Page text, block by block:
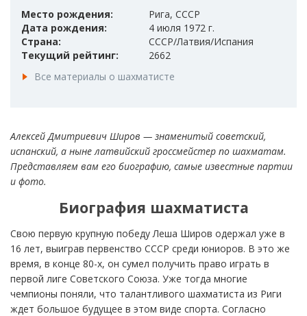
Место рождения:
Рига, СССР
Дата рождения:
4 июля 1972 г.
Страна:
СССР/Латвия/Испания
Текущий рейтинг:
2662
Все материалы о шахматисте
Алексей Дмитриевич Широв — знаменитый советский,
испанский, а ныне латвийский гроссмейстер по шахматам.
Представляем вам его биографию, самые известные партии
и фото.
Биография шахматиста
Свою первую крупную победу Леша Широв одержал уже в
16 лет, выиграв первенство СССР среди юниоров. В это же
время, в конце 80-х, он сумел получить право играть в
первой лиге Советского Союза. Уже тогда многие
чемпионы поняли, что талантливого шахматиста из Риги
ждет большое будущее в этом виде спорта. Согласно